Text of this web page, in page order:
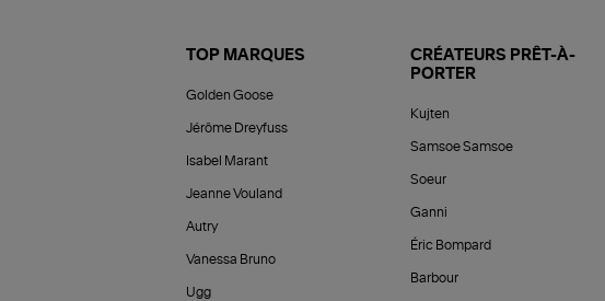
TOP MARQUES
Golden Goose
Jérôme Dreyfuss
Isabel Marant
Jeanne Vouland
Autry
Vanessa Bruno
Ugg
CRÉATEURS PRÊT-À-
PORTER
Kujten
Samsoe Samsoe
Soeur
Ganni
Éric Bompard
Barbour